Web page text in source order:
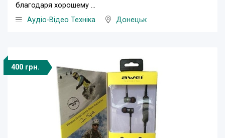
благодаря хорошему ...
Аудіо-Відео Техніка
Донецьк
400 грн.